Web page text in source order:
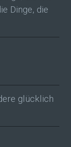
Dinge, die
glücklich